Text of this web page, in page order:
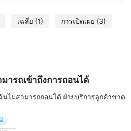
เฉลี่ย (1) การเปิดเผย (3)
ารถเข้าถึงการถอนได้
ไม่สามารถถอนได้ ฝ่ายบริการลูกค้าขาด